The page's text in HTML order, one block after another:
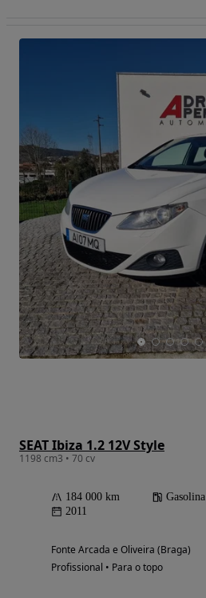
SEAT Ibiza 1.2 12V Style
1198 cm3 • 70 cv
184 000 km Gasolina
2011
Fonte Arcada e Oliveira (Braga)
Profissional • Para o topo